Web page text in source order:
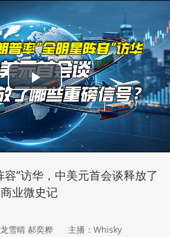
Play
Video
”访华，中美元首会谈释放了
业微史记
雪晴 郝奕桦
主播：Whisky